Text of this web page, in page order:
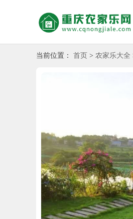
当前位置： 首页 > 农家乐大全